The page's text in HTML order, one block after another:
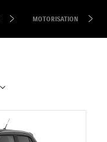
MOTORISATION